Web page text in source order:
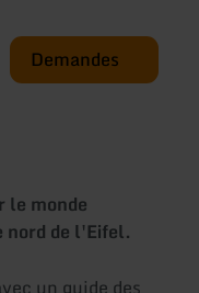
Demandes
le monde
nord de l'Eifel.